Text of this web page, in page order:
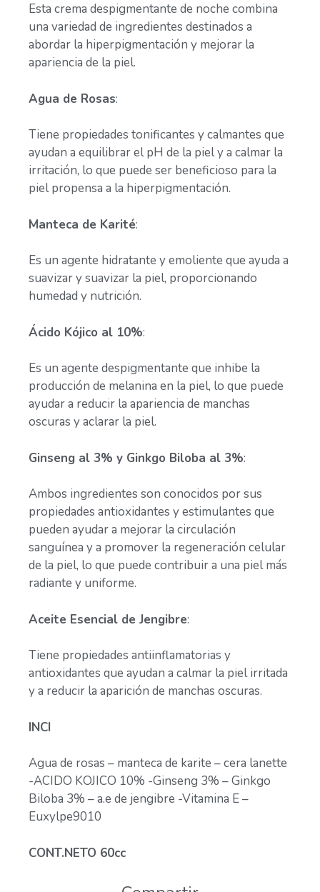
Esta crema despigmentante de noche combina
una variedad de ingredientes destinados a
abordar la hiperpigmentación y mejorar la
apariencia de la piel.
Agua de Rosas:
Tiene propiedades tonificantes y calmantes que
ayudan a equilibrar el pH de la piel y a calmar la
irritación, lo que puede ser beneficioso para la
piel propensa a la hiperpigmentación.
Manteca de Karité:
Es un agente hidratante y emoliente que ayuda a
suavizar y suavizar la piel, proporcionando
humedad y nutrición.
Ácido Kójico al 10%:
Es un agente despigmentante que inhibe la
producción de melanina en la piel, lo que puede
ayudar a reducir la apariencia de manchas
oscuras y aclarar la piel.
Ginseng al 3% y Ginkgo Biloba al 3%:
Ambos ingredientes son conocidos por sus
propiedades antioxidantes y estimulantes que
pueden ayudar a mejorar la circulación
sanguínea y a promover la regeneración celular
de la piel, lo que puede contribuir a una piel más
radiante y uniforme.
Aceite Esencial de Jengibre:
Tiene propiedades antiinflamatorias y
antioxidantes que ayudan a calmar la piel irritada
y a reducir la aparición de manchas oscuras.
INCI
Agua de rosas – manteca de karite – cera lanette
-ACIDO KOJICO 10% -Ginseng 3% – Ginkgo
Biloba 3% –a.e de jengibre -Vitamina E –
Euxylpe9010
CONT.NETO 60cc